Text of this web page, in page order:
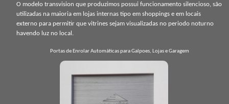
O modelo transvision que produzimos possui funcionamento silencioso, são
utilizadas na maioria em lojas internas tipo em shoppings e em locais
externo para permitir que vitrines sejam visualizadas no periodo noturno
havendo luz no local.
Portas de Enrolar Automáticas para Galpoes, Lojas e Garagem